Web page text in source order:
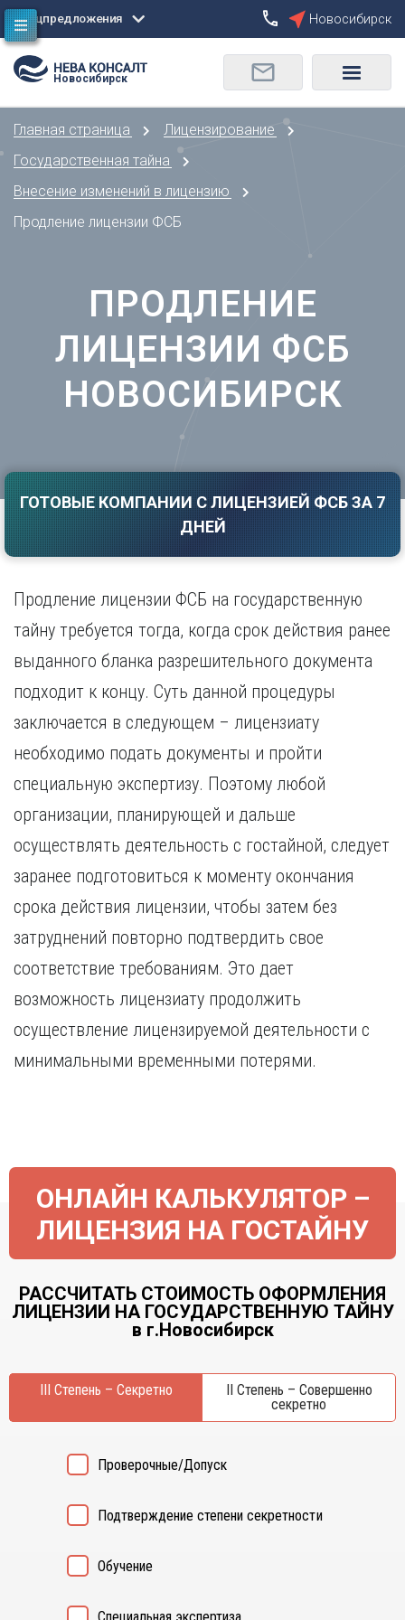
Сбросить
Москва
Санкт-Петербург
Астрахань
Б
В
Владивосток
Владикавказ
Владимир
Е
Екатеринбург
Иваново
Иркутск
К
Казань
Калининград
Кемерово
Киров
Красноярск
Курган
Курск
Л
Липецк
М
Махачкала
Мурманск
Н
Набережные Челны
О
Омск
Орел
Ростов-на-Дону
Рязань
Самара
Саранск
Сочи
Т
Тверь
Тольятти
Томск
Тюмень
У
Улан-Удэ
Ульяновск
Уфа
Хабаровск
Ч
Чебоксары
Челябинск
Чита
Ярославль
Спецпредложения Новосибирск
Новосибирск
Главная страница
Лицензирование
Государственная тайна
Внесение изменений в лицензию
Продление лицензии ФСБ
ПРОДЛЕНИЕ
ЛИЦЕНЗИИ ФСБ
НОВОСИБИРСК
ГОТОВЫЕ КОМПАНИИ С ЛИЦЕНЗИЕЙ ФСБ ЗА 7
ДНЕЙ
Продление лицензии ФСБ на государственную
тайну требуется тогда, когда срок действия ранее
выданного бланка разрешительного документа
подходит к концу. Суть данной процедуры
заключается в следующем – лицензиату
необходимо подать документы и пройти
специальную экспертизу. Поэтому любой
организации, планирующей и дальше
осуществлять деятельность с гостайной, следует
заранее подготовиться к моменту окончания
срока действия лицензии, чтобы затем без
затруднений повторно подтвердить свое
соответствие требованиям. Это дает
возможность лицензиату продолжить
осуществление лицензируемой деятельности с
минимальными временными потерями.
ОНЛАЙН КАЛЬКУЛЯТОР –
ЛИЦЕНЗИЯ НА ГОСТАЙНУ
РАССЧИТАТЬ СТОИМОСТЬ ОФОРМЛЕНИЯ
ЛИЦЕНЗИИ НА ГОСУДАРСТВЕННУЮ ТАЙНУ
в г.Новосибирск
III Степень – Секретно
II Степень – Совершенно
секретно
Проверочные/Допуск
Подтверждение степени секретности
Обучение